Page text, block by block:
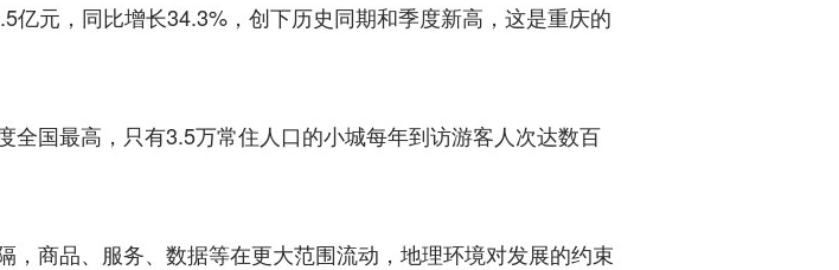
元，同比增长34.3%，创下历史同期和季度新高，这是重庆的
国最高，只有3.5万常住人口的小城每年到访游客人次达数百
商品、服务、数据等在更大范围流动，地理环境对发展的约束